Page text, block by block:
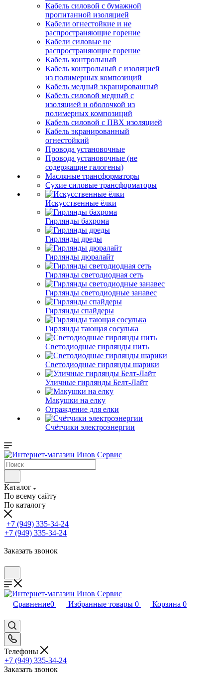
Кабель силовой с бумажной
пропитанной изоляцией
Кабели огнестойкие и не
распространяющие горение
Кабели силовые не
распространяющие горение
Кабель контрольный
Кабель контрольный с изоляцией
из полимерных композиций
Кабель медный экранированный
Кабель силовой медный с
изоляцией и оболочкой из
полимерных композиций
Кабель силовой с ПВХ изоляцией
Кабель экранированный
огнестойкий
Провода установочные
Провода установочные (не
содержащие галогены)
Масляные трансформаторы
Сухие силовые трансформаторы
Искусственные ёлки
Гирлянды бахрома
Гирлянды дреды
Гирлянды дюралайт
Гирлянды светодиодная сеть
Гирлянды светодиодные занавес
Гирлянды спайдеры
Гирлянды тающая сосулька
Светодиодные гирлянды нить
Светодиодные гирлянды шарики
Уличные гирлянды Белт-Лайт
Макушки на елку
Ограждение для елки
Счётчики электроэнергии
Каталог
По всему сайту
По каталогу
+7 (949) 335-34-24
+7 (949) 335-34-24
Заказать звонок
Сравнение0 Избранные товары 0 Корзина 0
Телефоны
+7 (949) 335-34-24
Заказать звонок